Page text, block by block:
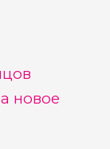
новое